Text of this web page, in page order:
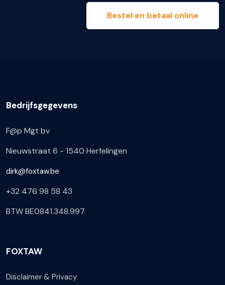
Bestel en betaal online
Bedrijfsgegevens
F@p Mgt bv
Nieuwstraat 6 - 1540 Herfelingen
dirk@foxtaw.be
+32 476 98 58 43
BTW BE0841.348.997
FOXTAW
Disclaimer & Privacy